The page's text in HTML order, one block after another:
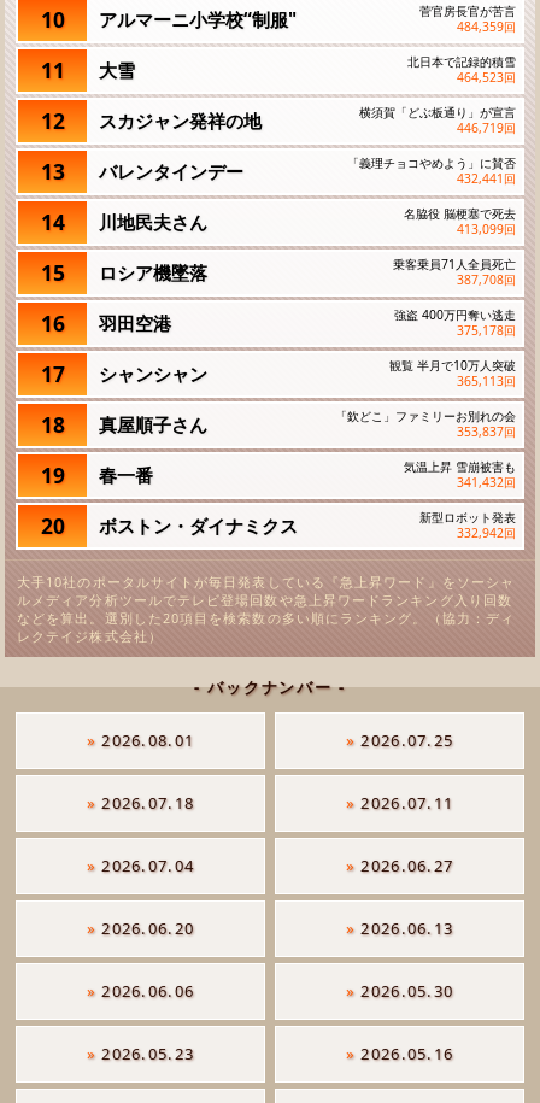
10 アルマーニ小学校“制服"
菅官房長官が苦言
484,359回
11 大雪
北日本で記録的積雪
464,523回
12 スカジャン発祥の地
横須賀「どぶ板通り」が宣言
446,719回
13 バレンタインデー
「義理チョコやめよう」に賛否
432,441 回
14 川地民夫さん
名脇役 脳梗塞で死去
413,099回
15 ロシア機墜落
乗客乗員71人全員死亡
387,708回
16 羽田空港
強盗 400万円奪い逃走
375,178回
17 シャンシャン
観覧 半月で10万人突破
365,113回
18 真屋順子さん
「欽どこ」ファミリーお別れの会
353,837回
19 春一番
気温上昇 雪崩被害も
341,432回
20 ボストン・ダイナミクス
新型ロボット発表
332,942回
大手10社のポータルサイトが毎日発表している『急上昇ワード』をソーシャ
ルメディア分析ツールでテレビ登場回数や急上昇ワードランキング入り回数
などを算出。選別した20項目を検索数の多い順にランキング。（協力：ディ
レクテイジ株式会社）
- バックナンバー -
» 2026.08.01 » 2026.07.25
» 2026.07.18 » 2026.07.11
» 2026.07.04 » 2026.06.27
» 2026.06.20 » 2026.06.13
» 2026.06.06 » 2026.05.30
» 2026.05.23 » 2026.05.16